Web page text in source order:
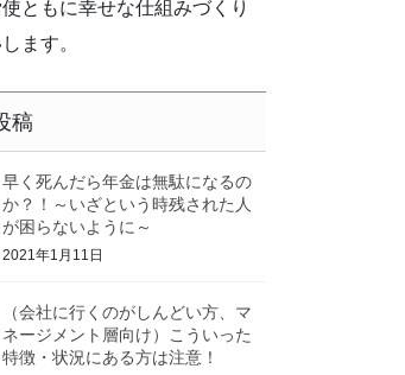
ともに幸せな仕組みづくり
ます。
稿
早く死んだら年金は無駄になるの
か？！～いざという時残された人
が困らないように～
2021年1月11日
（会社に行くのがしんどい方、マ
ネージメント層向け）こういった
特徴・状況にある方は注意！